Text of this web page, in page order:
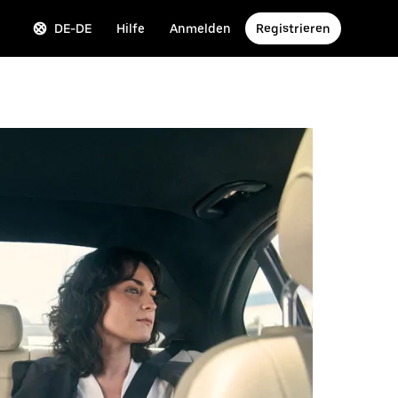
DE-DE Hilfe Anmelden Registrieren